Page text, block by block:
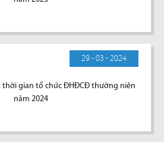
29 - 03 - 2024
thời gian tổ chức ĐHĐCĐ thường niên
năm 2024